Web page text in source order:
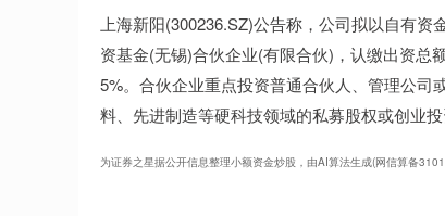
上海新阳(300236.SZ)公告称，公司拟以自有
资基金(无锡)合伙企业(有限合伙)，认缴出资总
5%。合伙企业重点投资普通合伙人、管理公
料、先进制造等硬科技领域的私募股权或创业
为证券之星据公开信息整理小额资金炒股，由AI算法生成(网信算备